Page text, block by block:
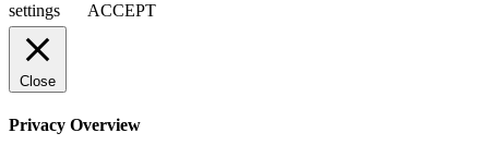
settings
ACCEPT
Close
Privacy Overview